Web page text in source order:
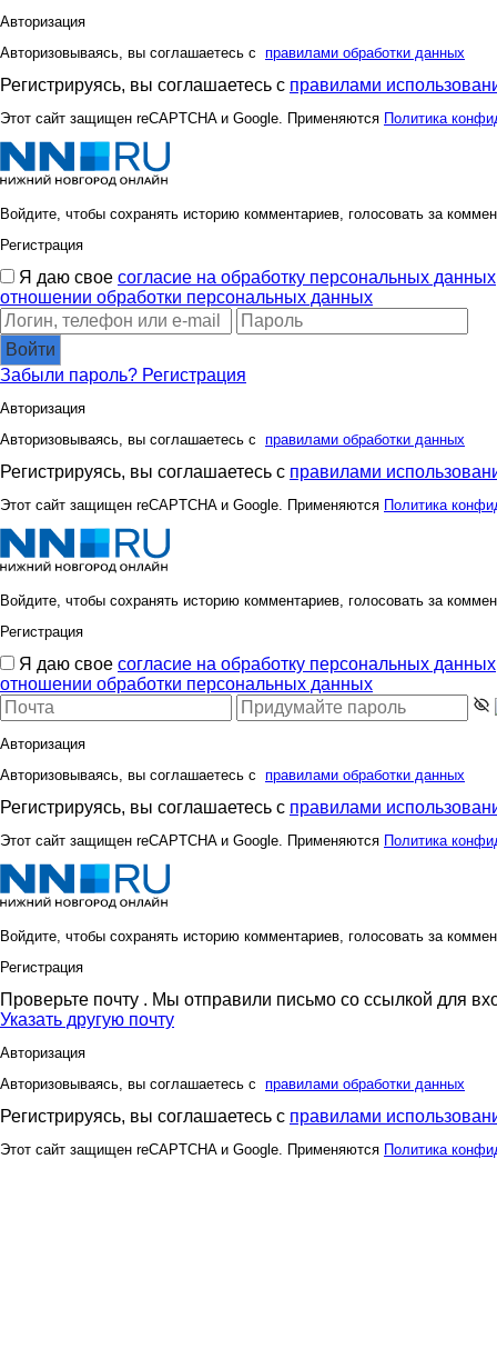
Авторизация
Авторизовываясь, вы соглашаетесь с правилами обработки данных
Регистрируясь, вы соглашаетесь с правилами
Этот сайт защищен reCAPTCHA и Google. Применяются Политика
Войдите, чтобы сохранять историю комментариев, голосовать за
Регистрация
Я даю свое согласие на обработку персональных данных
отношении обработки персональных данных
Войти
Забыли пароль? Регистрация
Авторизация
Авторизовываясь, вы соглашаетесь с правилами обработки данных
Регистрируясь, вы соглашаетесь с правилами
Этот сайт защищен reCAPTCHA и Google. Применяются Политика
Войдите, чтобы сохранять историю комментариев, голосовать за
Регистрация
Я даю свое согласие на обработку персональных данных
отношении обработки персональных данных
Авторизация
Авторизовываясь, вы соглашаетесь с правилами обработки данных
Регистрируясь, вы соглашаетесь с правилами
Этот сайт защищен reCAPTCHA и Google. Применяются Политика
Войдите, чтобы сохранять историю комментариев, голосовать за
Регистрация
Проверьте почту . Мы отправили письмо со ссылкой для
Указать другую почту
Авторизация
Авторизовываясь, вы соглашаетесь с правилами обработки данных
Регистрируясь, вы соглашаетесь с правилами
Этот сайт защищен reCAPTCHA и Google. Применяются Политика